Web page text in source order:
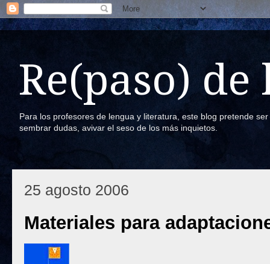
Re(paso) de
Para los profesores de lengua y literatura, este blog pretende
sembrar dudas, avivar el seso de los más inquietos.
25 agosto 2006
Materiales para